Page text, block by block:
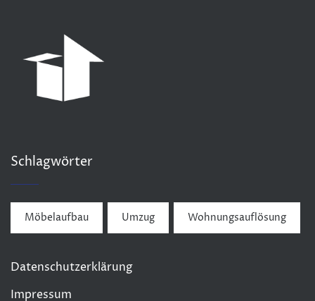
Schlagwörter
Möbelaufbau Umzug Wohnungsauflösung
Datenschutzerklärung
Impressum